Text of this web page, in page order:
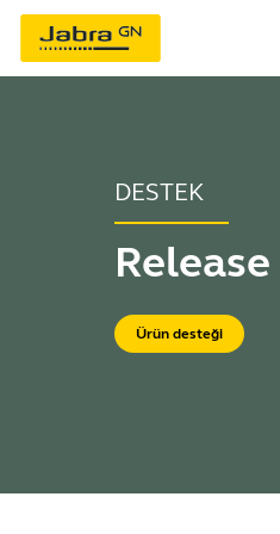
DESTEK
Ürün desteği